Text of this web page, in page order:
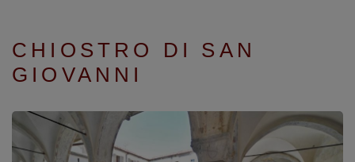
CHIOSTRO DI SAN
GIOVANNI